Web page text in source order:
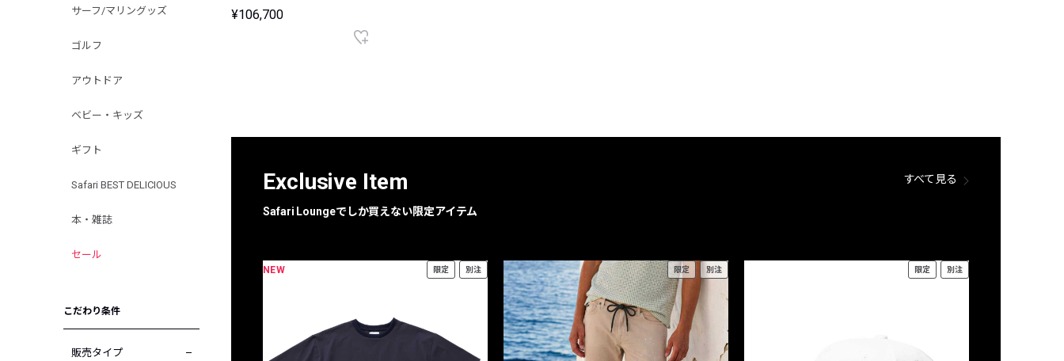
サーフ/マリングッズ
ゴルフ
アウトドア
ベビー・キッズ
ギフト
Safari BEST DELICIOUS
本・雑誌
セール
こだわり条件
販売タイプ
¥106,700
Exclusive Item
Safari Loungeでしか買えない限定アイテム
すべて見る
NEW 限定 別注 限定 別注 限定 別注